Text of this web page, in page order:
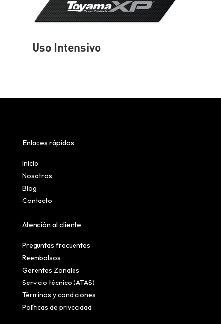
Uso Intensivo
Enlaces rápidos
Inicio
Nosotros
Blog
Contacto
Atención al cliente
Preguntas frecuentes
Reembolsos
Gerentes Zonales
Servicio técnico (ATAS)
Términos y condiciones
Políticas de privacidad